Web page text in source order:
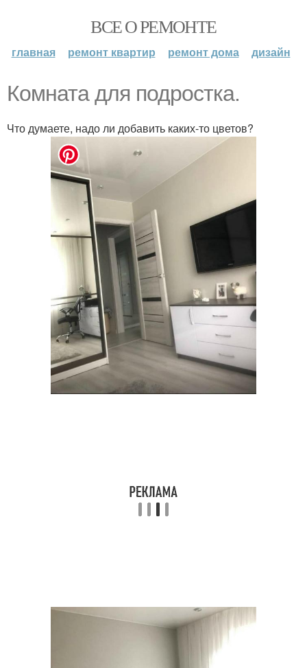
ВСЕ О РЕМОНТЕ
главная ремонт квартир ремонт дома дизайн
Комната для подростка.
Что думаете, надо ли добавить каких-то цветов?